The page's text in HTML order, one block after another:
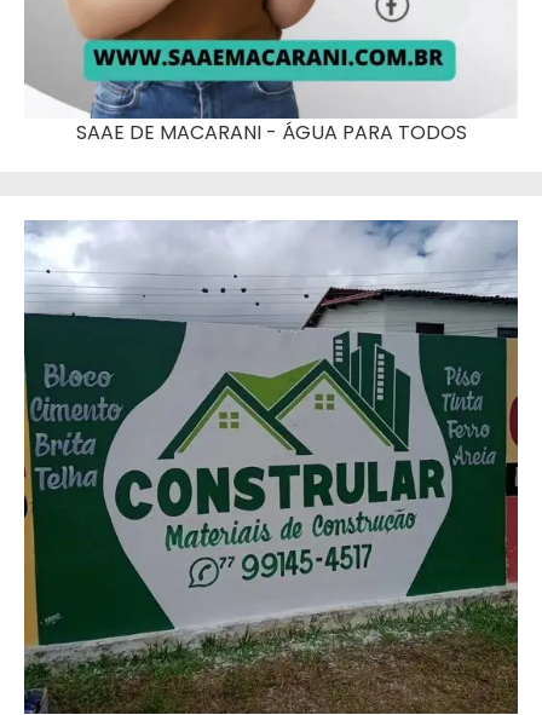
SAAE DE MACARANI - ÁGUA PARA TODOS